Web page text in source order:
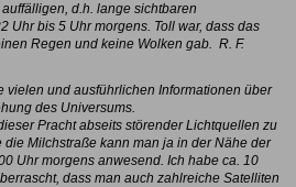
d.h. lange sichtbaren
Uhr bis 5 Uhr morgens. Toll war, dass das
Regen und keine Wolken gab. R. F.
vielen und ausführlichen Informationen über
des Universums.
Pracht abseits störender Lichtquellen zu
Milchstraße kann man ja in der Nähe der
Uhr morgens anwesend. Ich habe ca. 10
dass man auch zahlreiche Satelliten